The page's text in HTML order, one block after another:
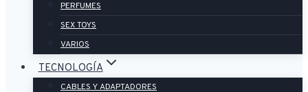
PERFUMES
SEX TOYS
VARIOS
TECNOLOGÍA
CABLES Y ADAPTADORES